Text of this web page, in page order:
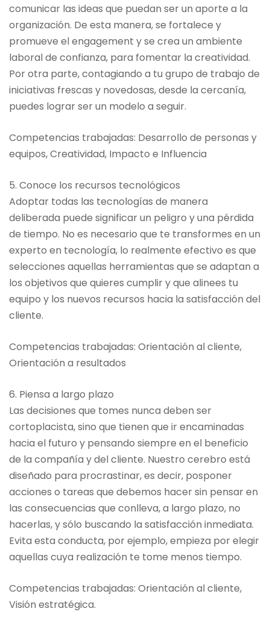
comunicar las ideas que puedan ser un aporte a la
organización. De esta manera, se fortalece y
promueve el engagement y se crea un ambiente
laboral de confianza, para fomentar la creatividad.
Por otra parte, contagiando a tu grupo de trabajo de
iniciativas frescas y novedosas, desde la cercanía,
puedes lograr ser un modelo a seguir.
Competencias trabajadas: Desarrollo de personas y
equipos, Creatividad, Impacto e Influencia
5. Conoce los recursos tecnológicos
Adoptar todas las tecnologías de manera
deliberada puede significar un peligro y una pérdida
de tiempo. No es necesario que te transformes en un
experto en tecnología, lo realmente efectivo es que
selecciones aquellas herramientas que se adaptan a
los objetivos que quieres cumplir y que alinees tu
equipo y los nuevos recursos hacia la satisfacción del
cliente.
Competencias trabajadas: Orientación al cliente,
Orientación a resultados
6. Piensa a largo plazo
Las decisiones que tomes nunca deben ser
cortoplacista, sino que tienen que ir encaminadas
hacia el futuro y pensando siempre en el beneficio
de la compañía y del cliente. Nuestro cerebro está
diseñado para procrastinar, es decir, posponer
acciones o tareas que debemos hacer sin pensar en
las consecuencias que conlleva, a largo plazo, no
hacerlas, y sólo buscando la satisfacción inmediata.
Evita esta conducta, por ejemplo, empieza por elegir
aquellas cuya realización te tome menos tiempo.
Competencias trabajadas: Orientación al cliente,
Visión estratégica.